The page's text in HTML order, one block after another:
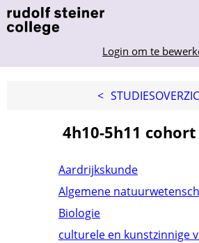
Login om te
<
4h10-5h11
Aardrijkskunde
Algemene
Biologie
culturele en kunstzinnige